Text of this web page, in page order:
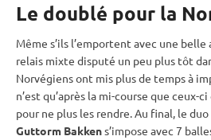
Le doublé pour la
Même s’ils l’emportent avec une belle
relais mixte disputé un peu plus tôt
Norvégiens ont mis plus de temps à
n’est qu’après la mi-course que ceux-
pour ne plus les rendre. Au final, le duo
Guttorm Bakkens’impose avec 7